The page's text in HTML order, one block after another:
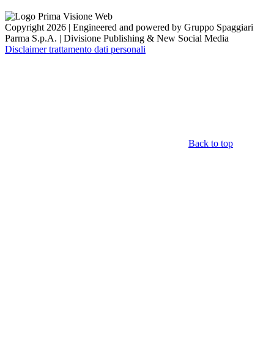
Copyright 2026 | Engineered and powered by Gruppo Spaggiari
Parma S.p.A. | Divisione Publishing & New Social Media
Disclaimer trattamento dati personali
Back to top